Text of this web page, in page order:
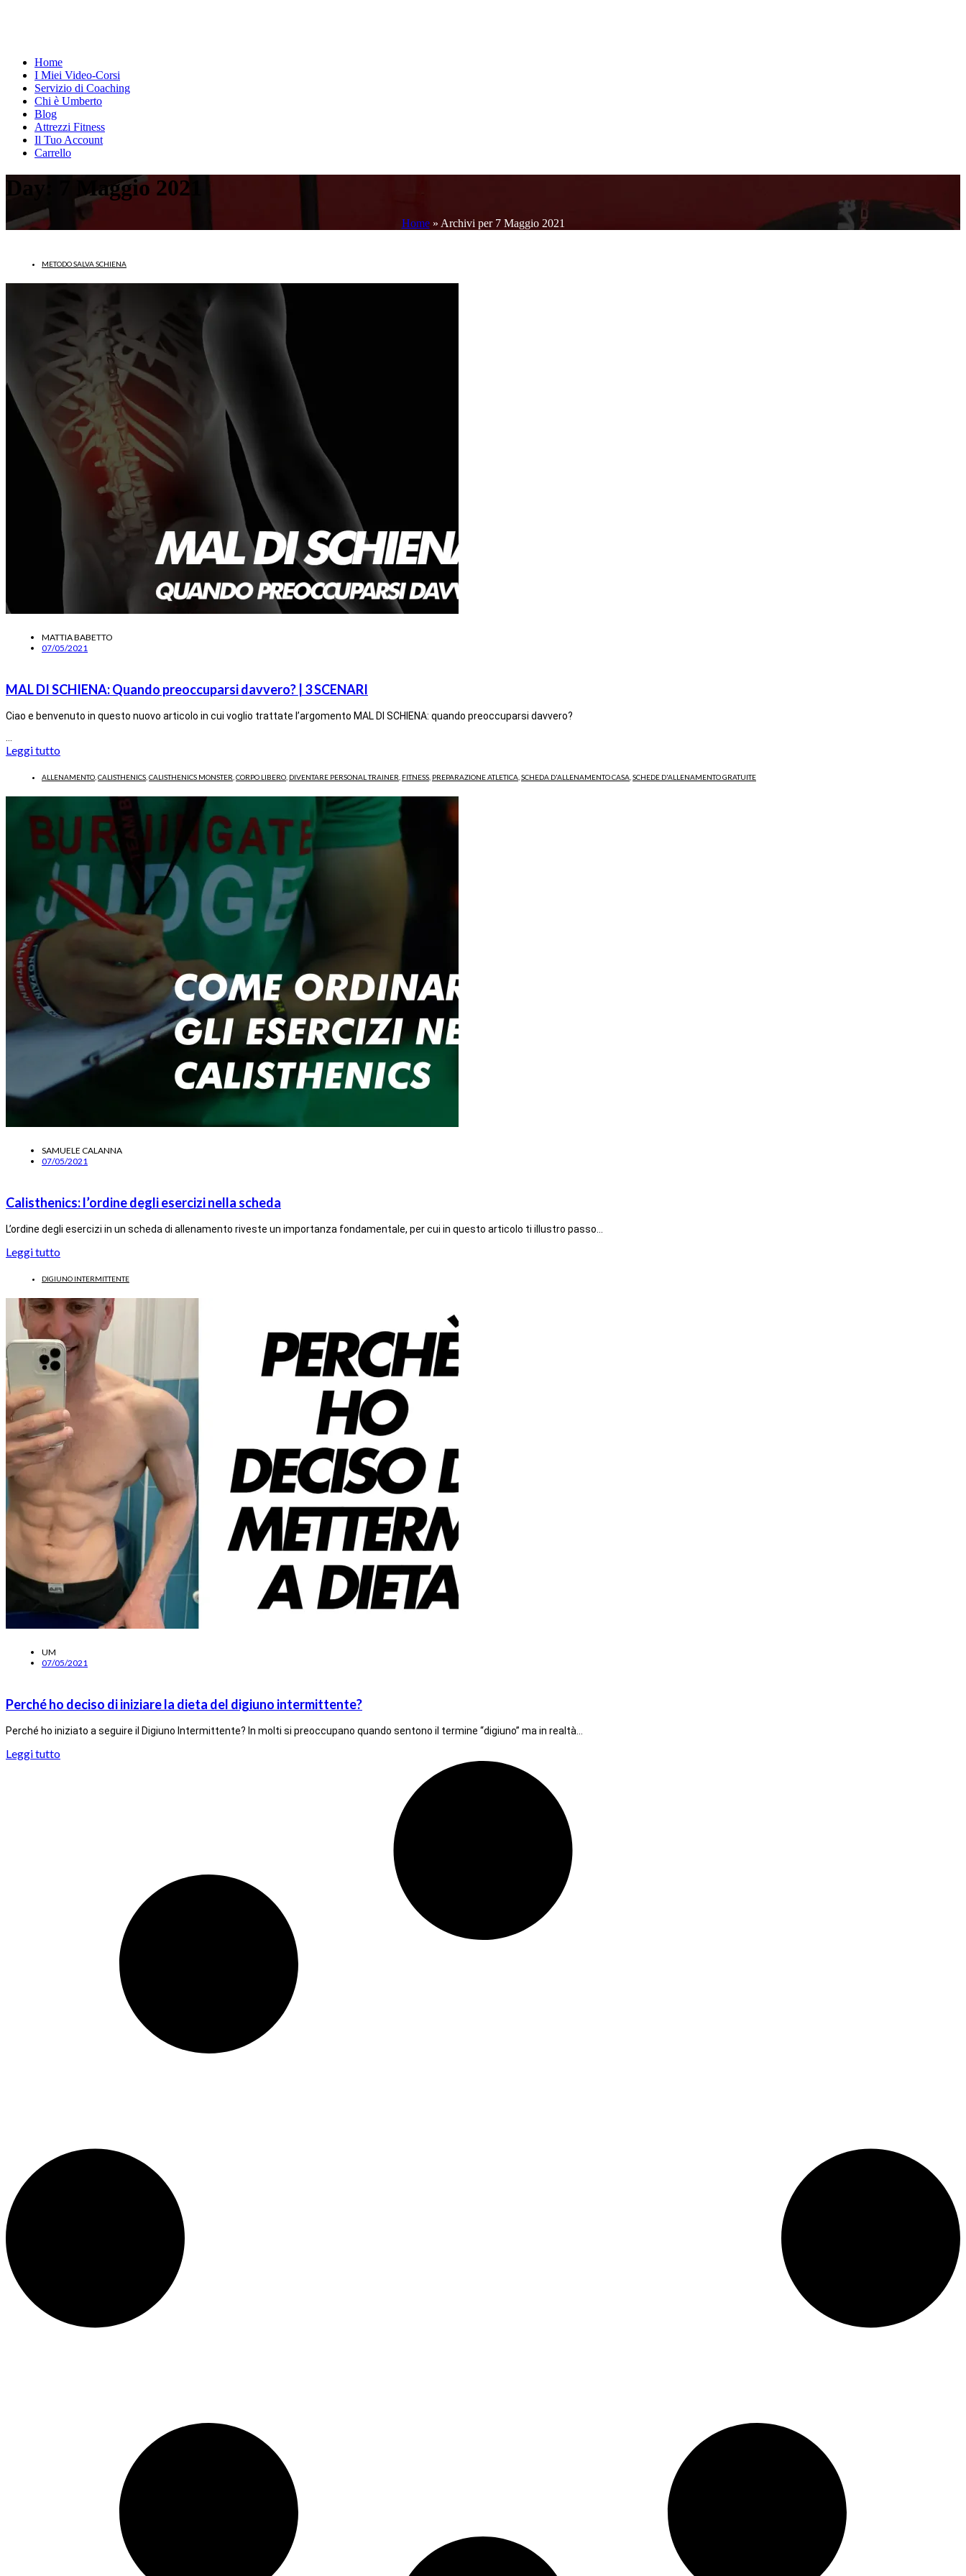
Home
I Miei Video-Corsi
Servizio di Coaching
Chi è Umberto
Blog
Attrezzi Fitness
Il Tuo Account
Carrello
Day: 7 Maggio 2021
Home» Archivi per 7 Maggio 2021
METODO SALVA SCHIENA
MATTIA BABETTO
07/05/2021
MAL DI SCHIENA: Quando preoccuparsi davvero? | 3 SCENARI
Ciao e benvenuto in questo nuovo articolo in cui voglio trattate l’argomento MAL DI SCHIENA: quando preoccuparsi davvero?
Leggi tutto
ALLENAMENTO CALISTHENICS CALISTHENICS MONSTER CORPO LIBERO DIVENTARE PERSONAL TRAINER FITNESS PREPARAZIONE ATLETICA SCHEDA D'ALLENAMENTO CASA SCHEDE D'ALLENAMENTO GRATUITE
SAMUELE CALANNA
07/05/2021
Calisthenics: l’ordine degli esercizi nella scheda
L’ordine degli esercizi in un scheda di allenamento riveste un importanza fondamentale, per cui in questo articolo ti illustro passo…
Leggi tutto
DIGIUNO INTERMITTENTE
UM
07/05/2021
Perché ho deciso di iniziare la dieta del digiuno intermittente?
Perché ho iniziato a seguire il Digiuno Intermittente? In molti si preoccupano quando sentono il termine “digiuno” ma in realtà…
Leggi tutto